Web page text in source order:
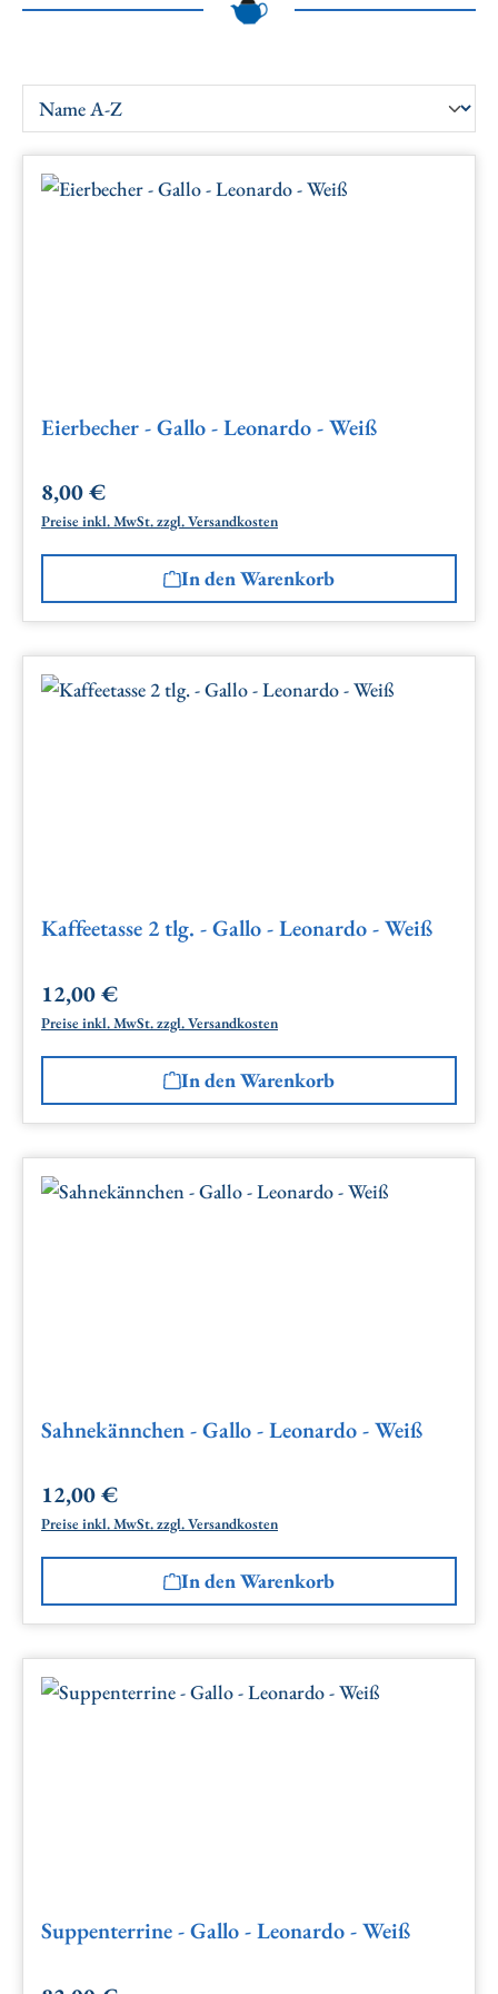
Eierbecher - Gallo - Leonardo - Weiß
Regulärer Preis:
8,00 €
Preise inkl. MwSt. zzgl. Versandkosten
In den Warenkorb
Kaffeetasse 2 tlg. - Gallo - Leonardo - Weiß
Regulärer Preis:
12,00 €
Preise inkl. MwSt. zzgl. Versandkosten
In den Warenkorb
Sahnekännchen - Gallo - Leonardo - Weiß
Regulärer Preis:
12,00 €
Preise inkl. MwSt. zzgl. Versandkosten
In den Warenkorb
Suppenterrine - Gallo - Leonardo - Weiß